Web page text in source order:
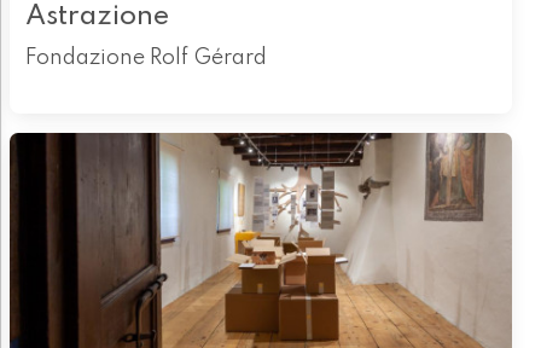
Astrazione
Fondazione Rolf Gérard